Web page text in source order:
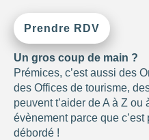
Prendre RDV
Un gros coup de main ?
Prémices, c’est aussi des
des Offices de tourisme,
peuvent t’aider de A à Z
évènement parce que
débordé !
CONSEILLÉ
Choisir